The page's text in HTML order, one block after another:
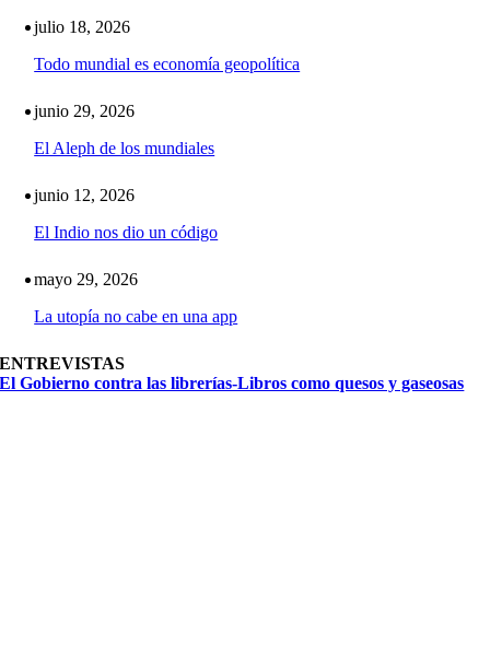
julio 18, 2026
Todo mundial es economía geopolítica
junio 29, 2026
El Aleph de los mundiales
junio 12, 2026
El Indio nos dio un código
mayo 29, 2026
La utopía no cabe en una app
ENTREVISTAS
El Gobierno contra las librerías-Libros como quesos y gaseosas